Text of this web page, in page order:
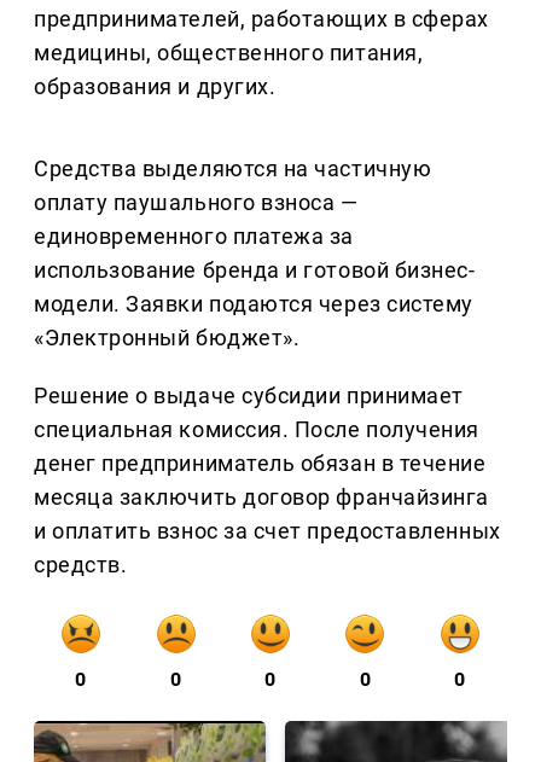
предпринимателей, работающих в сферах
медицины, общественного питания,
образования и других.
Средства выделяются на частичную
оплату паушального взноса —
единовременного платежа за
использование бренда и готовой бизнес-
модели. Заявки подаются через систему
«Электронный бюджет».
Решение о выдаче субсидии принимает
специальная комиссия. После получения
денег предприниматель обязан в течение
месяца заключить договор франчайзинга
и оплатить взнос за счет предоставленных
средств.
0 0 0 0 0